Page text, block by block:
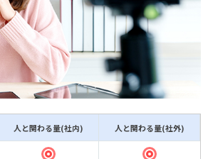
人と関わる量(社内) 人と関わる量(社外)